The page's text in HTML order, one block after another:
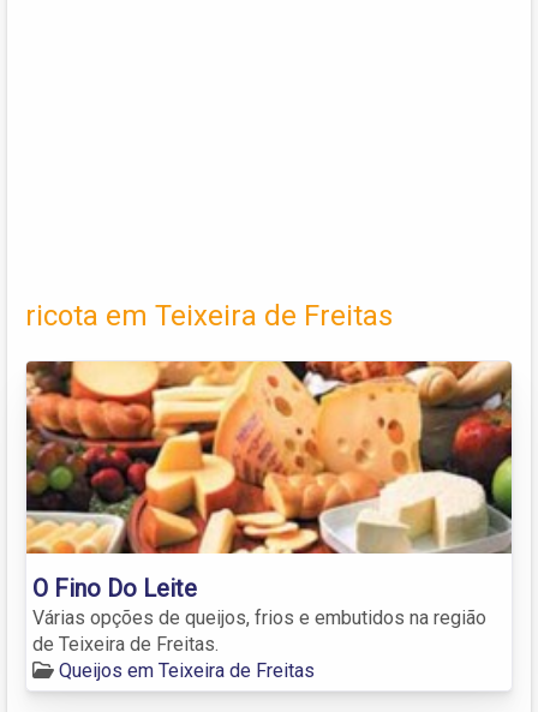
ricota em Teixeira de Freitas
O Fino Do Leite
Várias opções de queijos, frios e embutidos na região
de Teixeira de Freitas.
Queijos em Teixeira de Freitas